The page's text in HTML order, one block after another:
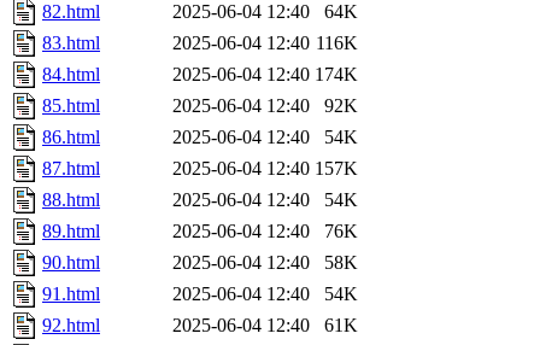
82.html
2025-06-04 12:40
64K
83.html
2025-06-04 12:40 116K
84.html
2025-06-04 12:40 174K
85.html
2025-06-04 12:40
92K
86.html
2025-06-04 12:40
54K
87.html
2025-06-04 12:40 157K
88.html
2025-06-04 12:40
54K
89.html
2025-06-04 12:40
76K
90.html
2025-06-04 12:40
58K
91.html
2025-06-04 12:40
54K
92.html
2025-06-04 12:40
61K